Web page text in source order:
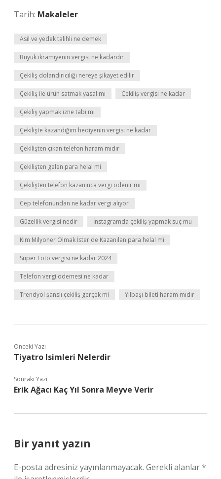
Tarih: Makaleler
Asil ve yedek talihli ne demek
Büyük ikramiyenin vergisi ne kadardır
Çekiliş dolandırıcılığı nereye şikayet edilir
Çekiliş ile ürün satmak yasal mı Çekiliş vergisi ne kadar
Çekiliş yapmak izne tabi mi
Çekilişte kazandığım hediyenin vergisi ne kadar
Çekilişten çıkan telefon haram mıdır
Çekilişten gelen para helal mi
Çekilişten telefon kazanınca vergi ödenir mi
Cep telefonundan ne kadar vergi alıyor
Güzellik vergisi nedir İnstagramda çekiliş yapmak suç mu
Kim Milyoner Olmak İster de Kazanılan para helal mi
Süper Loto vergisi ne kadar 2024
Telefon vergi ödemesi ne kadar
Trendyol şanslı çekiliş gerçek mi Yılbaşı bileti haram mıdır
Önceki Yazı
Tiyatro Isimleri Nelerdir
Sonraki Yazı
Erik Ağacı Kaç Yıl Sonra Meyve Verir
Bir yanıt yazın
E-posta adresiniz yayınlanmayacak. Gerekli alanlar*